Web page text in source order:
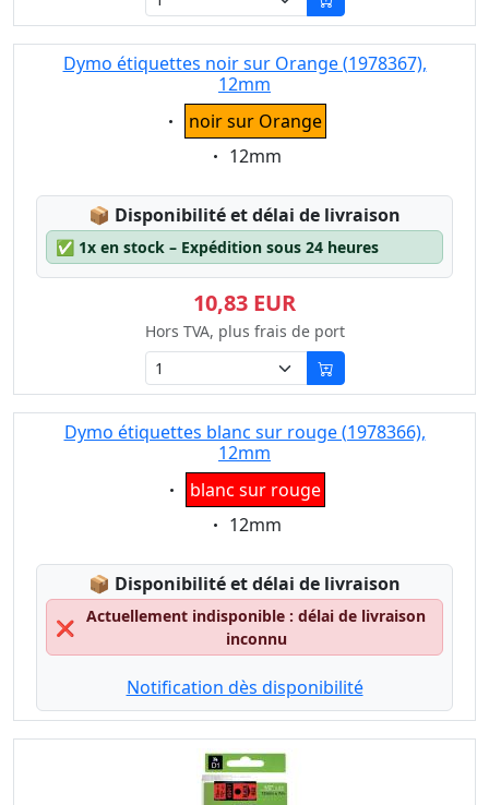
Dymo étiquettes noir sur Orange (1978367),
12mm
Eigenschaft:
noir sur Orange
Eigenschaft:
12mm
📦 Lagerstatus:
Disponibilité et délai de livraison
✅ 1x en stock – Expédition sous 24 heures
10,83 EUR
Hors TVA, plus frais de port
Dymo étiquettes blanc sur rouge (1978366),
12mm
Eigenschaft:
blanc sur rouge
Eigenschaft:
12mm
📦 Lagerstatus:
Disponibilité et délai de livraison
❌
Actuellement indisponible : délai de livraison
inconnu
Notification dès disponibilité